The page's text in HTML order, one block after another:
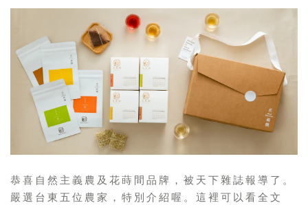
恭喜自然主義農及花蒔間品牌，被天下雜誌報導了。
嚴選台東五位農家，特別介紹喔。這裡可以看全文